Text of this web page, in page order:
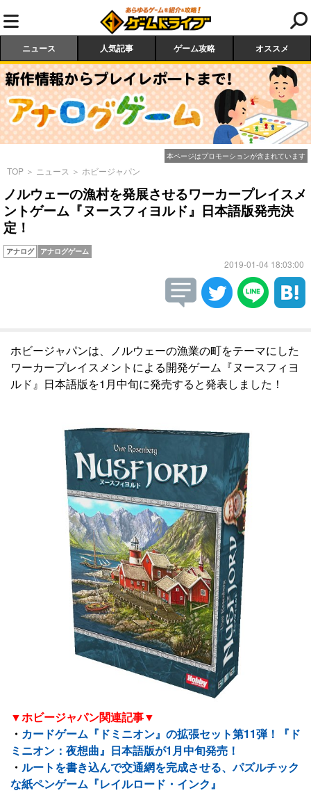
ニュース 人気記事 ゲーム攻略 オススメ
本ページはプロモーションが含まれています
TOP ＞ ニュース ＞ ホビージャパン
ノルウェーの漁村を発展させるワーカープレイスメ
ントゲーム『ヌースフィヨルド』日本語版発売決
定！
アナログ アナログゲーム
2019-01-04 18:03:00
ホビージャパンは、ノルウェーの漁業の町をテーマにした
ワーカープレイスメントによる開発ゲーム『ヌースフィヨ
ルド』日本語版を1月中旬に発売すると発表しました！
▼ホビージャパン関連記事▼
・ カードゲーム『ドミニオン』の拡張セット第11弾！『ド
ミニオン：夜想曲』日本語版が1月中旬発売！
・ ルートを書き込んで交通網を完成させる、パズルチック
な紙ペンゲーム『レイルロード・インク』